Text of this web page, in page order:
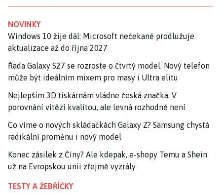
NOVINKY
Windows 10 žije dál: Microsoft nečekaně prodlužuje
aktualizace až do října 2027
Řada Galaxy S27 se rozroste o čtvrtý model. Nový telefon
může být ideálním mixem pro masy i Ultra elitu
Nejlepším 3D tiskárnám vládne česká značka. V
porovnání vítězí kvalitou, ale levná rozhodně není
Co víme o nových skládačkách Galaxy Z? Samsung chystá
radikální proměnu i nový model
Konec zásilek z Číny? Ale kdepak, e-shopy Temu a Shein
už na Evropskou unii zřejmě vyzrály
TESTY A ŽEBŘÍČKY